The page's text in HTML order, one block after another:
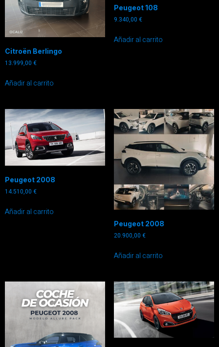
Citroën Berlingo
13.999,00 €
Añadir al carrito
Peugeot 108
9.340,00 €
Añadir al carrito
Peugeot 2008
14.510,00 €
Añadir al carrito
Peugeot 2008
20.900,00 €
Añadir al carrito